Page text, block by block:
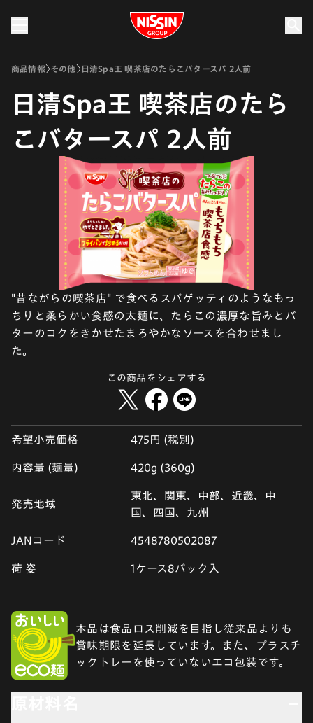
Nissin Group
商品情報 その他 日清Spa王 喫茶店のたらこバタースパ 2人前
日清Spa王 喫茶店のたら
こバタースパ 2人前
"昔ながらの喫茶店" で食べるスパゲッティのようなもっ
ちりと柔らかい食感の太麺に、たらこの濃厚な旨みとバ
ターのコクをきかせたまろやかなソースを合わせまし
た。
この商品をシェアする
希望小売価格 475円 (税別)
内容量 (麺量) 420g (360g)
発売地域
東北、関東、中部、近畿、中
国、四国、九州
JANコード 4548780502087
荷 姿 1ケース8パック入
本品は食品ロス削減を目指し従来品よりも
賞味期限を延長しています。また、プラスチ
ックトレーを使っていないエコ包装です。